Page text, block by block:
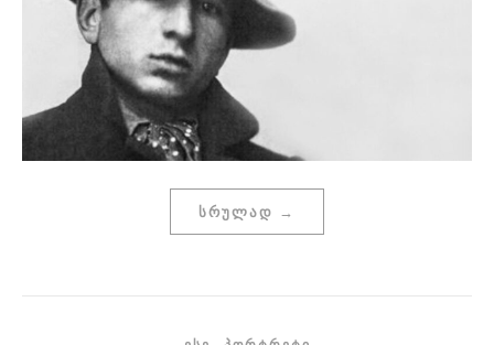
ᲡᲠᲣᲚᲐᲓ →